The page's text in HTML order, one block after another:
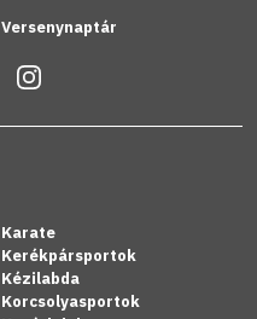
Versenynaptár
Karate
Kerékpársportok
Kézilabda
Korcsolyasportok